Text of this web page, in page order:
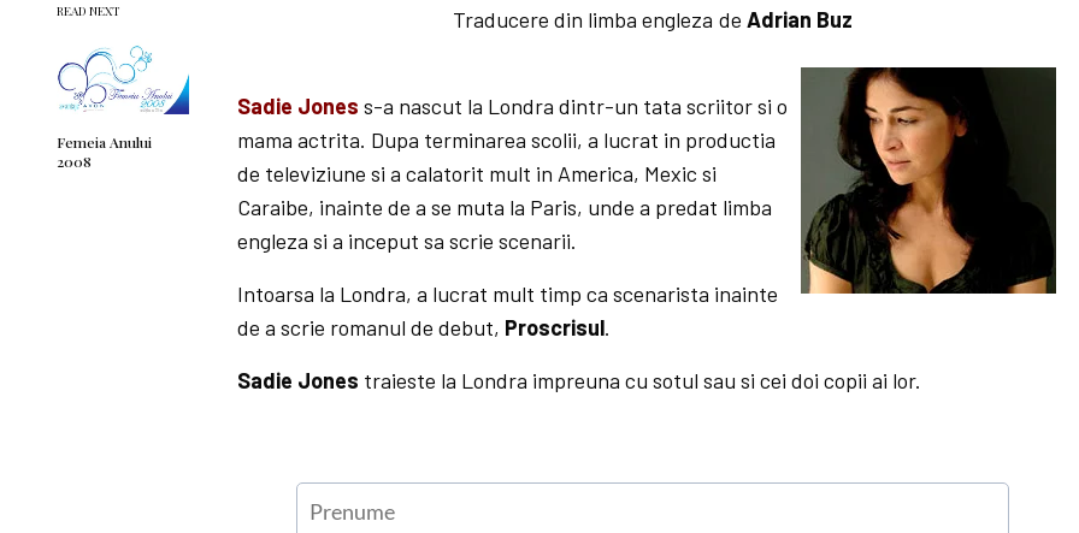
READ NEXT
Femeia Anului
2008
Traducere din limba engleza de Adrian Buz
Sadie Jones s-a nascut la Londra dintr-un tata scriitor si o
mama actrita. Dupa terminarea scolii, a lucrat in productia
de televiziune si a calatorit mult in America, Mexic si
Caraibe, inainte de a se muta la Paris, unde a predat limba
engleza si a inceput sa scrie scenarii.
Intoarsa la Londra, a lucrat mult timp ca scenarista inainte
de a scrie romanul de debut, Proscrisul.
Sadie Jones traieste la Londra impreuna cu sotul sau si cei doi copii ai lor.